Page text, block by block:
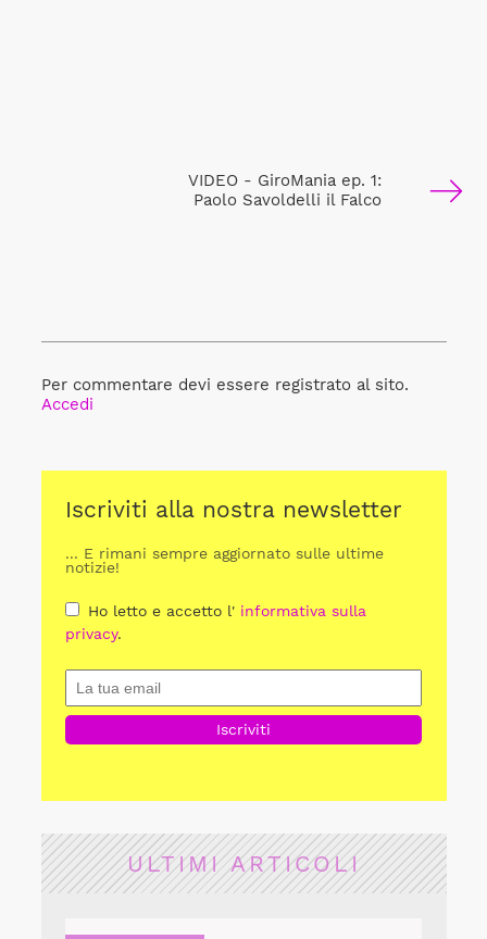
VIDEO - GiroMania ep. 1:
Paolo Savoldelli il Falco
Per commentare devi essere registrato al sito.
Accedi
Iscriviti alla nostra newsletter
... E rimani sempre aggiornato sulle ultime
notizie!
Ho letto e accetto l' informativa sulla
privacy.
ULTIMI ARTICOLI